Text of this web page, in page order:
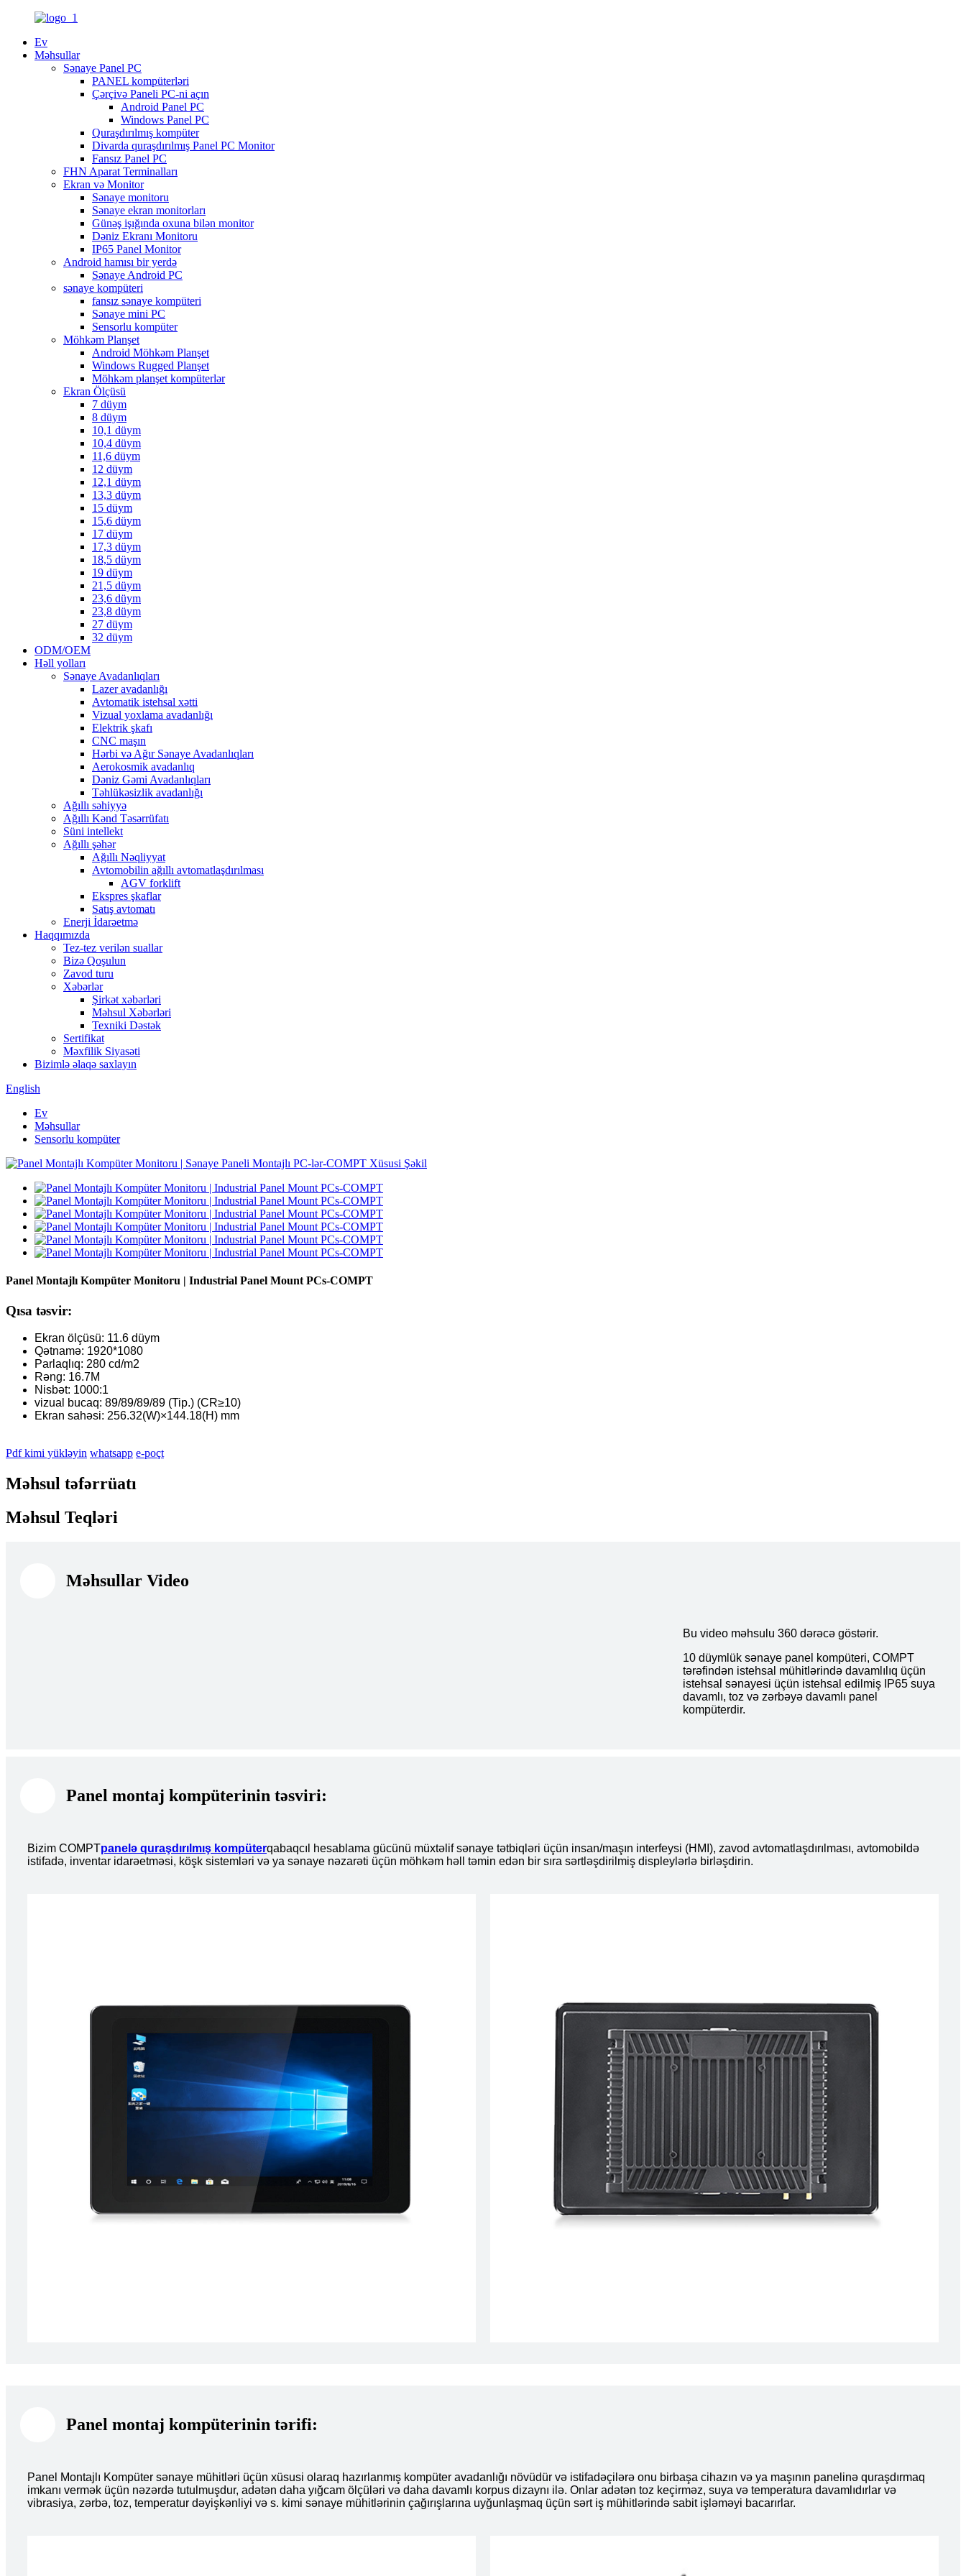
Ev
Məhsullar
Sənaye Panel PC
PANEL kompüterləri
Çərçivə Paneli PC-ni açın
Android Panel PC
Windows Panel PC
Quraşdırılmış kompüter
Divarda quraşdırılmış Panel PC Monitor
Fansız Panel PC
FHN Aparat Terminalları
Ekran və Monitor
Sənaye monitoru
Sənaye ekran monitorları
Günəş işığında oxuna bilən monitor
Dəniz Ekranı Monitoru
IP65 Panel Monitor
Android hamısı bir yerdə
Sənaye Android PC
sənaye kompüteri
fansız sənaye kompüteri
Sənaye mini PC
Sensorlu kompüter
Möhkəm Planşet
Android Möhkəm Planşet
Windows Rugged Planşet
Möhkəm planşet kompüterlər
Ekran Ölçüsü
7 düym
8 düym
10,1 düym
10,4 düym
11,6 düym
12 düym
12,1 düym
13,3 düym
15 düym
15,6 düym
17 düym
17,3 düym
18,5 düym
19 düym
21,5 düym
23,6 düym
23,8 düym
27 düym
32 düym
ODM/OEM
Həll yolları
Sənaye Avadanlıqları
Lazer avadanlığı
Avtomatik istehsal xətti
Vizual yoxlama avadanlığı
Elektrik şkafı
CNC maşın
Hərbi və Ağır Sənaye Avadanlıqları
Aerokosmik avadanlıq
Dəniz Gəmi Avadanlıqları
Təhlükəsizlik avadanlığı
Ağıllı səhiyyə
Ağıllı Kənd Təsərrüfatı
Süni intellekt
Ağıllı şəhər
Ağıllı Nəqliyyat
Avtomobilin ağıllı avtomatlaşdırılması
AGV forklift
Ekspres şkaflar
Satış avtomatı
Enerji İdarəetmə
Haqqımızda
Tez-tez verilən suallar
Bizə Qoşulun
Zavod turu
Xəbərlər
Şirkət xəbərləri
Məhsul Xəbərləri
Texniki Dəstək
Sertifikat
Məxfilik Siyasəti
Bizimlə əlaqə saxlayın
English
Ev
Məhsullar
Sensorlu kompüter
Panel Montajlı Kompüter Monitoru | Industrial Panel Mount PCs-COMPT
Qısa təsvir:
Ekran ölçüsü: 11.6 düym
Qətnamə: 1920*1080
Parlaqlıq: 280 cd/m2
Rəng: 16.7M
Nisbət: 1000:1
vizual bucaq: 89/89/89/89 (Tip.) (CR≥10)
Ekran sahəsi: 256.32(W)×144.18(H) mm
Pdf kimi yükləyin whatsapp e-poçt
Məhsul təfərrüatı
Məhsul Teqləri
Məhsullar Video
Bu video məhsulu 360 dərəcə göstərir.
10 düymlük sənaye panel kompüteri, COMPT
tərəfindən istehsal mühitlərində davamlılıq üçün
istehsal sənayesi üçün istehsal edilmiş IP65 suya
davamlı, toz və zərbəyə davamlı panel
kompüterdir.
Panel montaj kompüterinin təsviri:
Bizim COMPTpanelə quraşdırılmış kompüterqabaqcıl hesablama gücünü müxtəlif sənaye tətbiqləri üçün insan/maşın interfeysi (HMI), zavod avtomatlaşdırılması, avtomobildə
istifadə, inventar idarəetməsi, köşk sistemləri və ya sənaye nəzarəti üçün möhkəm həll təmin edən bir sıra sərtləşdirilmiş displeylərlə birləşdirin.
Panel montaj kompüterinin tərifi:
Panel Montajlı Kompüter sənaye mühitləri üçün xüsusi olaraq hazırlanmış kompüter avadanlığı növüdür və istifadəçilərə onu birbaşa cihazın və ya maşının panelinə quraşdırmaq
imkanı vermək üçün nəzərdə tutulmuşdur, adətən daha yığcam ölçüləri və daha davamlı korpus dizaynı ilə. Onlar adətən toz keçirməz, suya və temperatura davamlıdırlar və
vibrasiya, zərbə, toz, temperatur dəyişkənliyi və s. kimi sənaye mühitlərinin çağırışlarına uyğunlaşmaq üçün sərt iş mühitlərində sabit işləməyi bacarırlar.